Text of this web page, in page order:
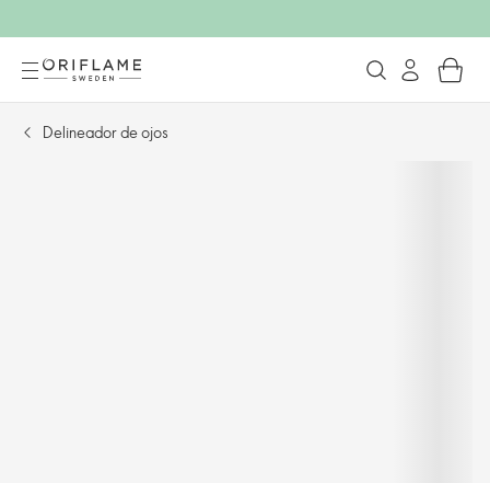
Delineador de ojos